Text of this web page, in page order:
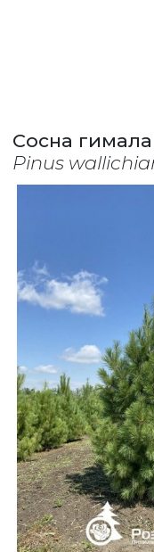
Сосна
Pinus